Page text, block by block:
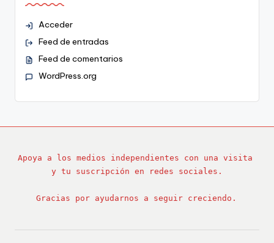
Acceder
Feed de entradas
Feed de comentarios
WordPress.org
Apoya a los medios independientes con una visita
y tu suscripción en redes sociales.
Gracias por ayudarnos a seguir creciendo.